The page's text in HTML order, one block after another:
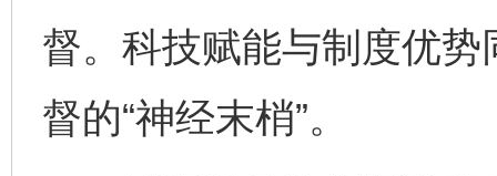
督。科技赋能与制度优
督的“神经末梢”。